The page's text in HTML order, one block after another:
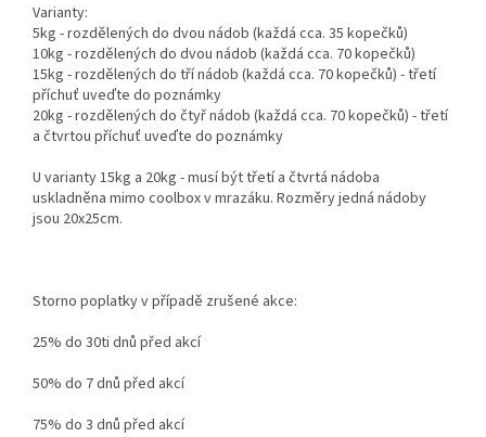
Varianty:
5kg - rozdělených do dvou nádob (každá cca. 35 kopečků)
10kg - rozdělených do dvou nádob (každá cca. 70 kopečků)
15kg - rozdělených do tří nádob (každá cca. 70 kopečků) - třetí
příchuť uveďte do poznámky
20kg - rozdělených do čtyř nádob (každá cca. 70 kopečků) - třetí
a čtvrtou příchuť uveďte do poznámky
U varianty 15kg a 20kg - musí být třetí a čtvrtá nádoba
uskladněna mimo coolbox v mrazáku. Rozměry jedná nádoby
jsou 20x25cm.
Storno poplatky v případě zrušené akce:
25% do 30ti dnů před akcí
50% do 7 dnů před akcí
75% do 3 dnů před akcí